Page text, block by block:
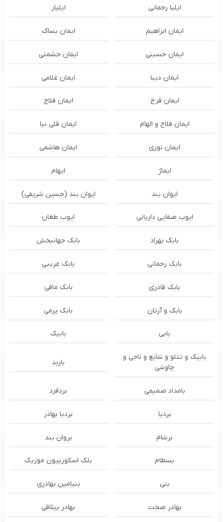
ایلیا رحمانی ایلیار
ایمان ابراهیم ایمان بساک
ایمان حسینی ایمان حشمتی
ایمان دیبا ایمان غلامی
ایمان فرخ ایمان فلاح
ایمان فلاح و الهام ایمان قلی نیا
ایمان نوری ایمان هاشمی
ایماژ ایهام
ایوان بند ایوان بند (حسین شریفی)
ایوب صفایی داریانی ایوب طغان
بابک بهراد بابک جهانبخش
بابک رحمانی بابک غریبی
بابک قادری بابک مافی
بابک و آرتان بابک پرمی
بابی بابیک
بابیک و تتلو و شایع و ناجی و
چاوشی
باربد
بامداد صمیمی بردفرد
بردیا بردیا بهادر
برشام بروان بند
بسطام بلک اسکورپیون موزیک
بنی بنیامین بهادری
بهادر صحت بهادر ییلاقی